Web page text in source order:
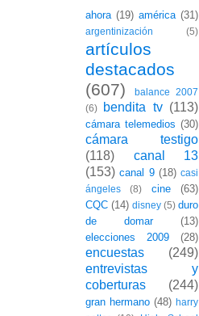
ahora (19) américa (31)
argentinización (5)
artículos
destacados
(607)
balance 2007
(6)
bendita tv (113)
cámara telemedios (30)
cámara testigo
(118)
canal 13
(153) canal 9 (18) casi
ángeles
(8) cine
(63)
CQC (14) disney (5) duro
de domar
(13)
elecciones 2009
(28)
encuestas
(249)
entrevistas y
coberturas
(244)
gran hermano (48) harry